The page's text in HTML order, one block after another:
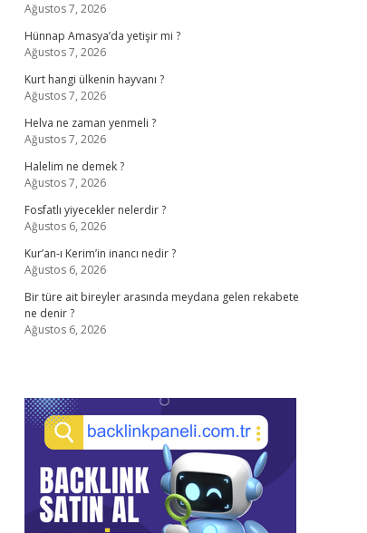
Ağustos 7, 2026
Hünnap Amasya’da yetişir mi ?
Ağustos 7, 2026
Kurt hangi ülkenin hayvanı ?
Ağustos 7, 2026
Helva ne zaman yenmeli ?
Ağustos 7, 2026
Halelim ne demek ?
Ağustos 7, 2026
Fosfatlı yiyecekler nelerdir ?
Ağustos 6, 2026
Kur’an-ı Kerim’in inancı nedir ?
Ağustos 6, 2026
Bir türe ait bireyler arasında meydana gelen rekabete
ne denir ?
Ağustos 6, 2026